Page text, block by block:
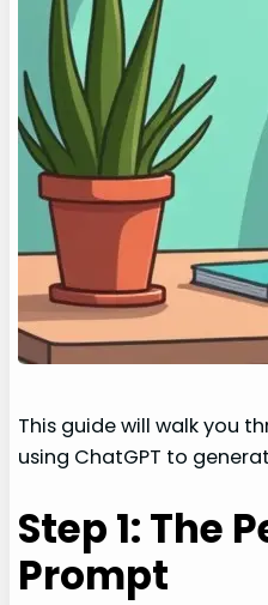
This guide will walk you
using ChatGPT to
Step 1: The
Prompt